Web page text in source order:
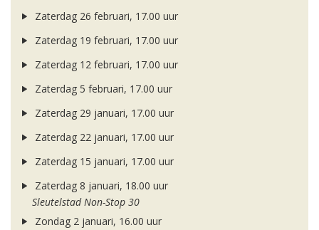
Zaterdag 26 februari, 17.00 uur
Zaterdag 19 februari, 17.00 uur
Zaterdag 12 februari, 17.00 uur
Zaterdag 5 februari, 17.00 uur
Zaterdag 29 januari, 17.00 uur
Zaterdag 22 januari, 17.00 uur
Zaterdag 15 januari, 17.00 uur
Zaterdag 8 januari, 18.00 uur
Sleutelstad Non-Stop 30
Zondag 2 januari, 16.00 uur